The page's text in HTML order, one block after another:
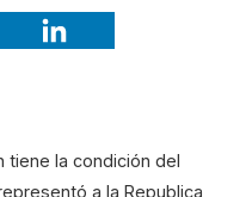
tiene la condición del
a la Republica